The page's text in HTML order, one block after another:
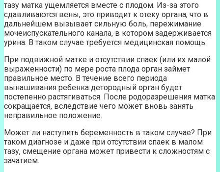
тазу матка ущемляется вместе с плодом. Из-за этого
сдавливаются вены, это приводит к отеку органа, что в
дальнейшем вызывает сильную боль, пережимание
мочеиспускательного канала, в котором задерживается
урина. В таком случае требуется медицинская помощь.
При подвижной матке и отсутствии спаек (или их малой
выраженности) по мере роста плода орган займет
правильное место. В течение всего периода
вынашивания ребенка детородный орган будет
постепенно растягиваться. После родоразрешения матка
сокращается, вследствие чего может вновь занять
неправильное положение.
Может ли наступить беременность в таком случае? При
таком диагнозе и даже при отсутствии спаек в малом
тазу, смещение органа может привести к сложностям с
зачатием.